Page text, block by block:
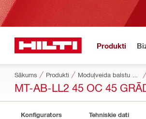
Produkti
Sākums Produkti
MT-AB-LL2 45 OC 45
Konfigurators Tehniskie dati